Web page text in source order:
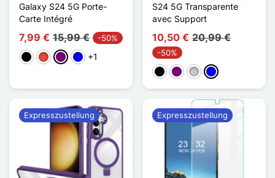
Galaxy S24 5G Porte-
Carte Intégré
7,99 € 15,99 € -50%
Schwarz
Rot ViolettBlau+1
S24 5G Transparente
avec Support
10,50 € 20,99 €
-50%
Schwarz
ViolettTransparent
Blau
Expresszustellung Expresszustellung